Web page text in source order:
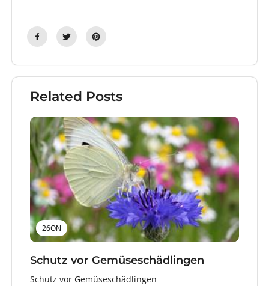
Related Posts
26ON
Schutz vor Gemüseschädlingen
Schutz vor Gemüseschädlingen